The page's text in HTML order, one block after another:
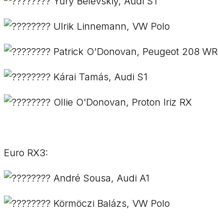
Ulrik Linnemann, VW Polo
Patrick O'Donovan, Peugeot 208
Kárai Tamás, Audi S1
Ollie O'Donovan, Proton Iriz RX
Euro RX3:
André Sousa, Audi A1
Körmöczi Balázs, VW Polo